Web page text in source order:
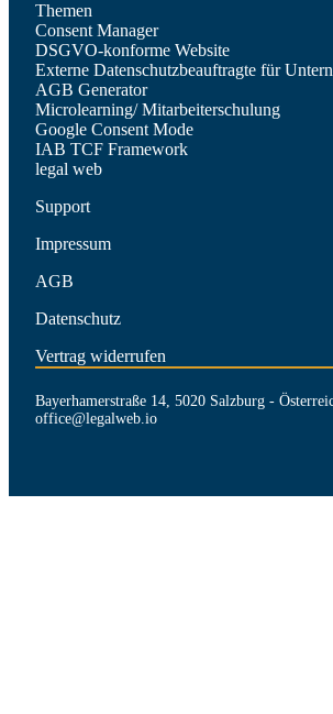
Themen
Consent Manager
DSGVO-konforme Website
Externe Datenschutzbeauftragte für
AGB Generator
Microlearning/ Mitarbeiterschulung
Google Consent Mode
IAB TCF Framework
legal web
Support
Impressum
AGB
Datenschutz
Vertrag widerrufen
Bayerhamerstraße 14, 5020 Salzburg -
office@legalweb.io